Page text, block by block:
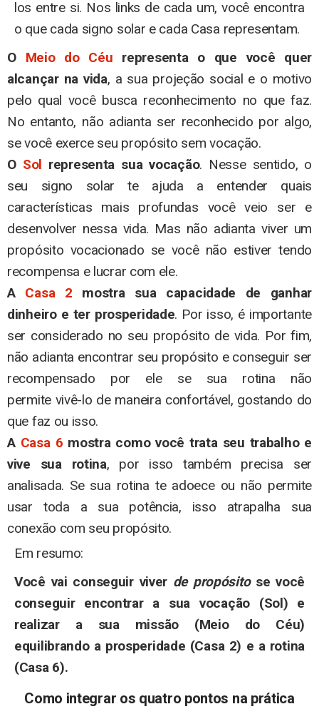
los entre si. Nos links de cada um, você encontra
o que cada signo solar e cada Casa representam.
O
Meio do Céu representa o que você quer
alcançar na vida, a sua projeção social e o motivo
pelo qual você busca reconhecimento no que faz.
No entanto, não adianta ser reconhecido por algo,
se você exerce seu propósito sem vocação.
O Sol representa sua vocação. Nesse sentido, o
seu signo solar te ajuda a entender quais
características mais profundas você veio ser e
desenvolver nessa vida. Mas não adianta viver um
propósito vocacionado se você não estiver tendo
recompensa e lucrar com ele.
A
Casa 2 mostra sua capacidade de ganhar
dinheiro e ter prosperidade. Por isso, é importante
ser considerado no seu propósito de vida. Por fim,
não adianta encontrar seu propósito e conseguir ser
recompensado por ele se sua rotina não
permite vivê-lo de maneira confortável, gostando do
que faz ou isso.
A Casa 6 mostra como você trata seu trabalho e
vive sua rotina, por isso também precisa ser
analisada. Se sua rotina te adoece ou não permite
usar toda a sua potência, isso atrapalha sua
conexão com seu propósito.
Em resumo:
Você vai conseguir viver de propósitose você
conseguir encontrar a sua vocação (Sol) e
realizar a sua missão (Meio do Céu)
equilibrando a prosperidade (Casa 2) e a rotina
(Casa 6).
Como integrar os quatro pontos na prática